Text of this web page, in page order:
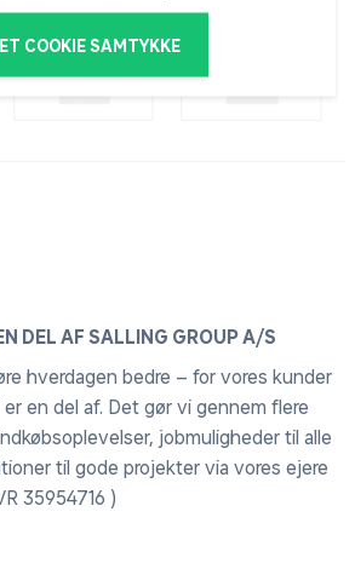
COOKIE SAMTYKKE
DEL AF SALLING GROUP A/S
hverdagen bedre – for vores kunder
en del af. Det gør vi gennem flere
jobmuligheder til alle
til gode projekter via vores ejere
35954716 )